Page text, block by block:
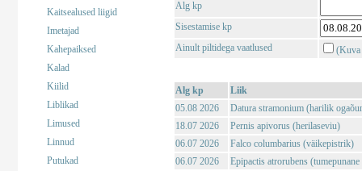
Kaitsealused liigid
Imetajad
Kahepaiksed
Kalad
Kiilid
Liblikad
Limused
Linnud
Putukad
Alg kp
Sisestamise kp
Ainult piltidega vaatlused
(Kuva
Alg kp
Liik
05.08 2026
Datura stramonium (harilik
18.07 2026
Pernis apivorus (herilaseviu)
06.07 2026
Falco columbarius (väikepistrik)
06.07 2026
Epipactis atrorubens